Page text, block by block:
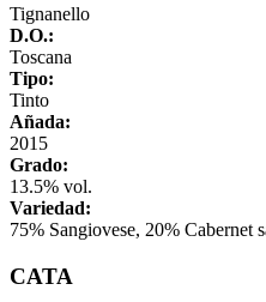
Tignanello
D.O.:
Toscana
Tipo:
Tinto
Añada:
2015
Grado:
13.5% vol.
Variedad:
75% Sangiovese, 20% Cabernet
CATA